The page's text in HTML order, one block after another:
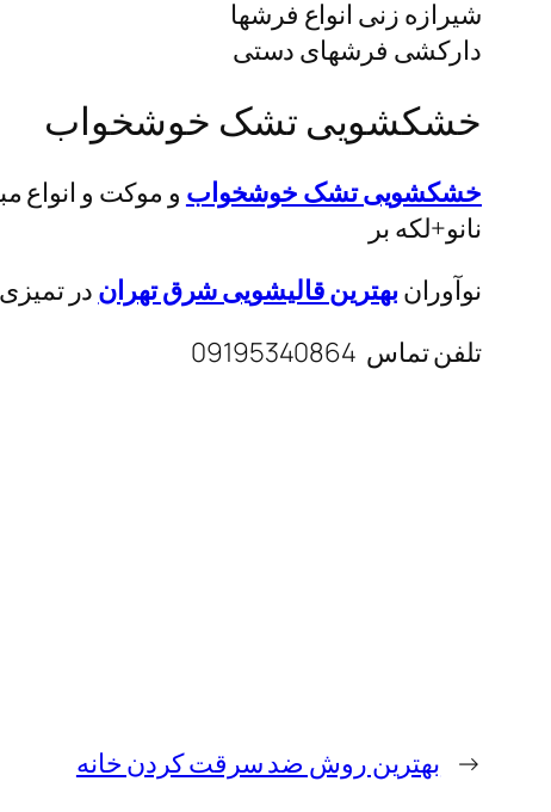
شیرازە زنی انواع فرشها
دارکشی فرشهای دستی
خشکشویی تشک خوشخواب
خشکشویی تشک خوشخواب و موکت و انواع
نانو+لکه بر
نوآورانبهترین قالیشویی شرق تهران در
تلفن تماس 09195340864‬
← بهترین روش ضد سرقت کردن خانه